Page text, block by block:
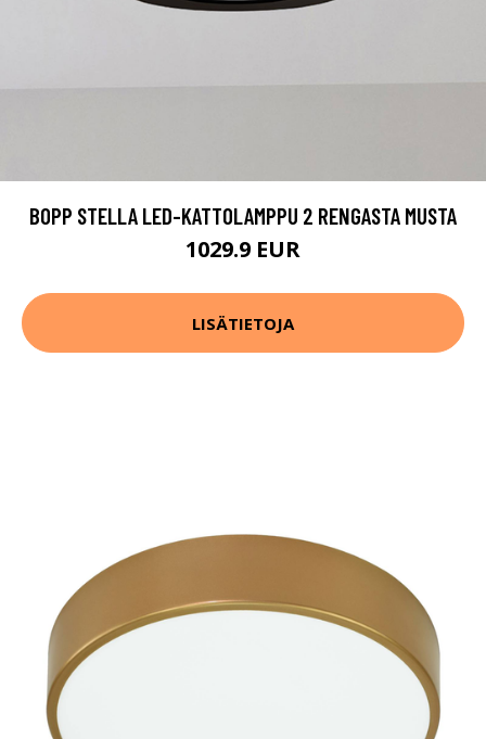
BOPP STELLA LED-KATTOLAMPPU 2 RENGASTA MUSTA
1029.9 EUR
LISÄTIETOJA